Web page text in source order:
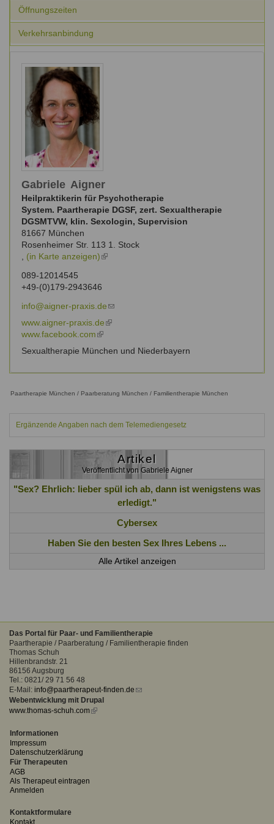
Qualität unserer Therapeuten
Familienthemen
Systemischer Ansatz
Veranstaltungen
Seminare und Kurse
Fortbildungen
Ausbildungsinstitute
Fortbildungen
Information über Qualifikation
Benutzername
Passwort*
vergessen?
Sitemap
Links
Formular zur Registrierung
Öffnungszeiten
Verkehrsanbindung
Gabriele Aigner
Heilpraktikerin für Psychotherapie
System. Paartherapie DGSF, zert. Sexualtherapie
DGSMTVW, klin. Sexologin, Supervision
81667 München
Rosenheimer Str. 113 1. Stock
(in Karte anzeigen)(link
089-12014545
+49-(0)179-2943646
info@aigner-praxis.de(link
sends
www.aigner-praxis.de(link
external)
www.facebook.com(link
Sexualtherapie München und Niederbayern
Paartherapie München / Paarberatung München / Familientherapie München
Ergänzende Angaben nach dem Telemediengesetz
Artikel
Veröffentlicht von Gabriele Aigner
"Sex? Ehrlich: lieber spül ich ab, dann ist wenigstens was
erledigt."
Cybersex
Haben Sie den besten Sex Ihres Lebens ...
Alle Artikel anzeigen
Das Portal für Paar- und Familientherapie
Paartherapie / Paarberatung / Familientherapie finden
Thomas Schuh
Hillenbrandstr. 21
86156 Augsburg
Tel.: 0821/ 29 71 56 48
E-Mail: info@paartherapeut-finden.de (link
Webentwicklung mit Drupal
www.thomas-schuh.com(link
Informationen
Impressum
Datenschutzerklärung
Für Therapeuten
AGB
Als Therapeut eintragen
Anmelden
Kontaktformulare
Kontakt